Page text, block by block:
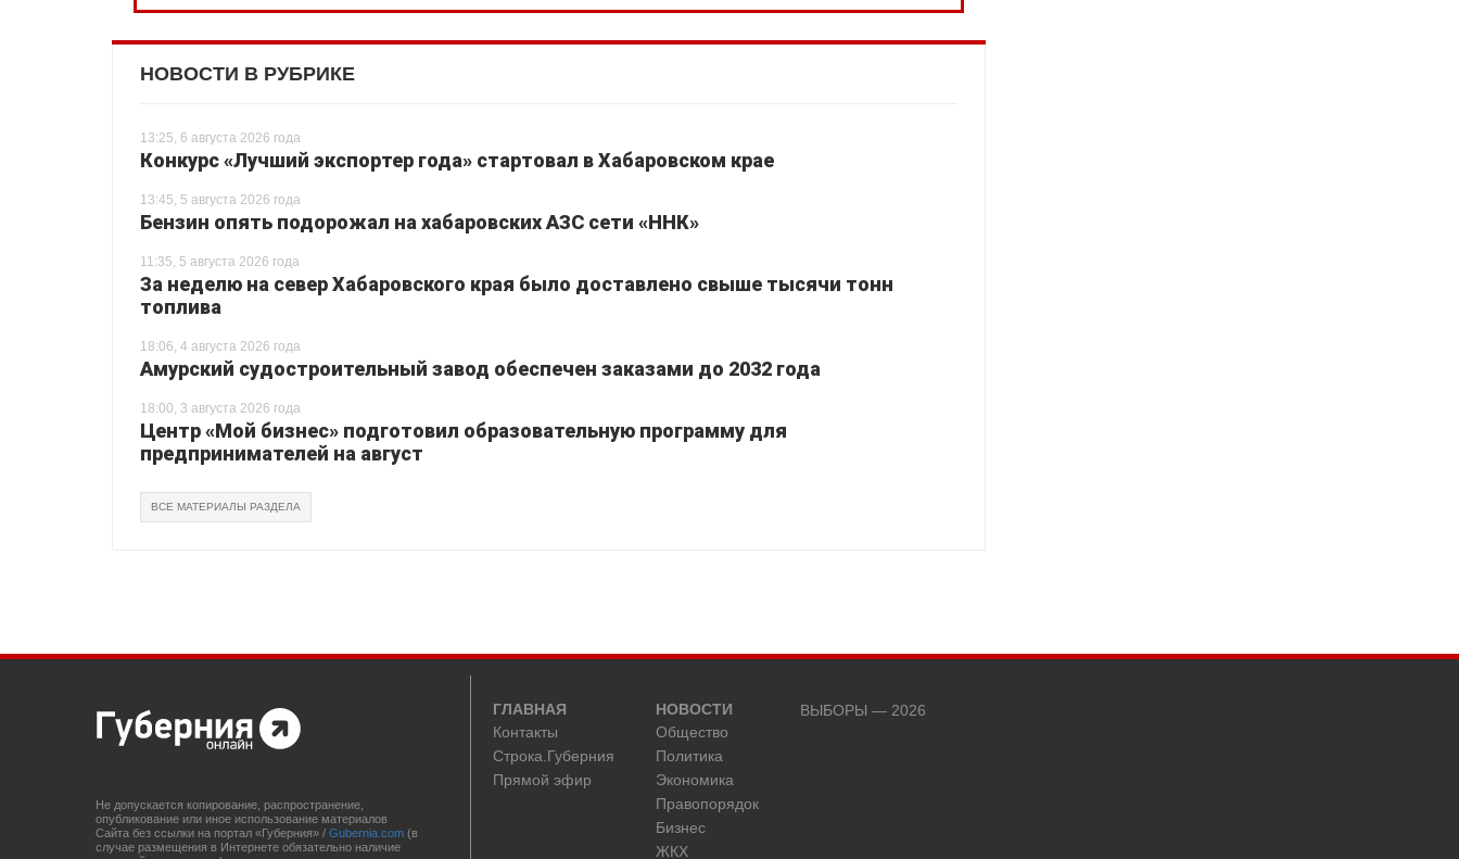
НОВОСТИ В РУБРИКЕ
13:25, 6 августа 2026 года
Конкурс «Лучший экспортер года» стартовал в Хабаровском крае
13:45, 5 августа 2026 года
Бензин опять подорожал на хабаровских АЗС сети «ННК»
11:35, 5 августа 2026 года
За неделю на север Хабаровского края было доставлено свыше тысячи тонн
топлива
18:06, 4 августа 2026 года
Амурский судостроительный завод обеспечен заказами до 2032 года
18:00, 3 августа 2026 года
Центр «Мой бизнес» подготовил образовательную программу для
предпринимателей на август
ВСЕ МАТЕРИАЛЫ РАЗДЕЛА
Не допускается копирование, распространение,
опубликование или иное использование материалов
Сайта без ссылки на портал «Губерния» / Gubernia.com (в
случае размещения в Интернете обязательно наличие
ГЛАВНАЯ
Контакты
Строка.Губерния
Прямой эфир
НОВОСТИ
Общество
Политика
Экономика
Правопорядок
Бизнес
ЖКХ
ВЫБОРЫ — 2026